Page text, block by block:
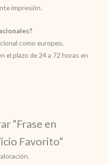
impresión.
como europeo,
el plazo de 24 a 72 horas en
“Frase en
Favorito”